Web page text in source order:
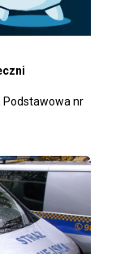
Podstawowa nr